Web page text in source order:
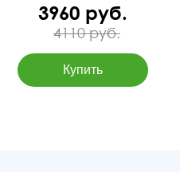
3960 руб.
4110 руб.